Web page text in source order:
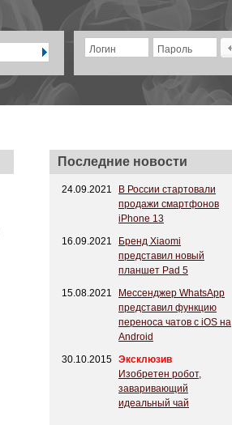
Логин Пароль
Последние новости
24.09.2021
В России стартовали
продажи смартфонов
iPhone 13
16.09.2021
Бренд Xiaomi
представил новый
планшет Pad 5
15.08.2021
Мессенджер WhatsApp
представил функцию
переноса чатов с iOS на
Android
30.10.2015 Эксклюзив
Изобретен робот,
заваривающий
идеальный чай